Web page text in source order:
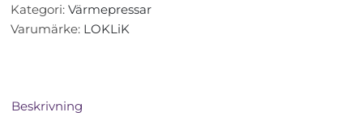
-
Liten
mängd
Kategori:Värmepressar
Varumärke: LOKLiK
Beskrivning